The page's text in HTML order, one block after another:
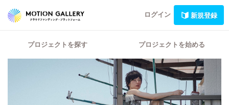
ログイン 新規登録
プロジェクトを探す プロジェクトを始める